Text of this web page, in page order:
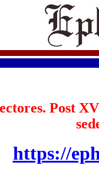
Post
https://